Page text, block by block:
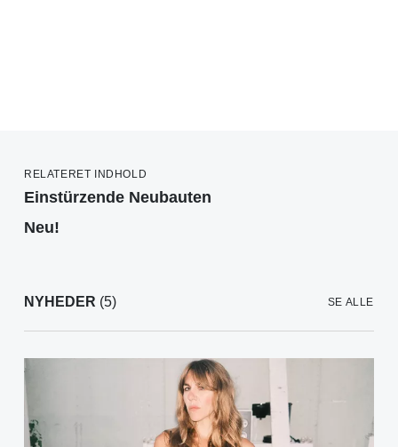
RELATERET INDHOLD
Einstürzende Neubauten
Neu!
NYHEDER (5) SE ALLE